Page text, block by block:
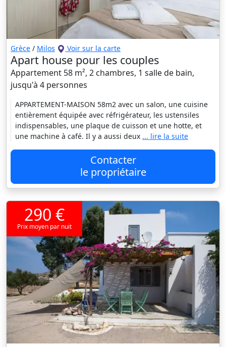
Grèce / Milos Voir sur la carte
Apart house pour les couples
Appartement 58 m², 2 chambres, 1 salle de bain,
jusqu'à 4 personnes
APPARTEMENT-MAISON 58m2 avec un salon, une cuisine
entièrement équipée avec réfrigérateur, les ustensiles
indispensables, une plaque de cuisson et une hotte, et
une machine à café. Il y a aussi deux ... lire la suite
Contacter
le propriétaire
290 €
Prix moyen par nuit